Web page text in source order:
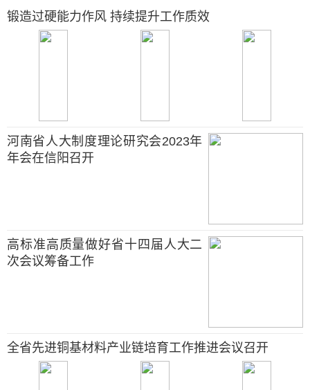
锻造过硬能力作风 持续提升工作质效
河南省人大制度理论研究会2023年
年会在信阳召开
高标准高质量做好省十四届人大二
次会议筹备工作
全省先进铜基材料产业链培育工作推进会议召开